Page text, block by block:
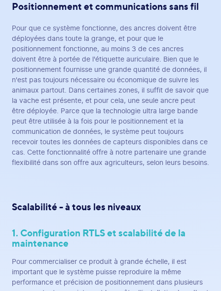
Positionnement et communications sans fil
Pour que ce système fonctionne, des ancres doivent être
déployées dans toute la grange, et pour que le
positionnement fonctionne, au moins 3 de ces ancres
doivent être à portée de l'étiquette auriculaire. Bien que le
positionnement fournisse une grande quantité de données, il
n'est pas toujours nécessaire ou économique de suivre les
animaux partout. Dans certaines zones, il suffit de savoir que
la vache est présente, et pour cela, une seule ancre peut
être déployée. Parce que la technologie ultra large bande
peut être utilisée à la fois pour le positionnement et la
communication de données, le système peut toujours
recevoir toutes les données de capteurs disponibles dans ce
cas. Cette fonctionnalité offre à notre partenaire une grande
flexibilité dans son offre aux agriculteurs, selon leurs besoins.
Scalabilité - à tous les niveaux
1. Configuration RTLS et scalabilité de la
maintenance
Pour commercialiser ce produit à grande échelle, il est
important que le système puisse reproduire la même
performance et précision de positionnement dans plusieurs